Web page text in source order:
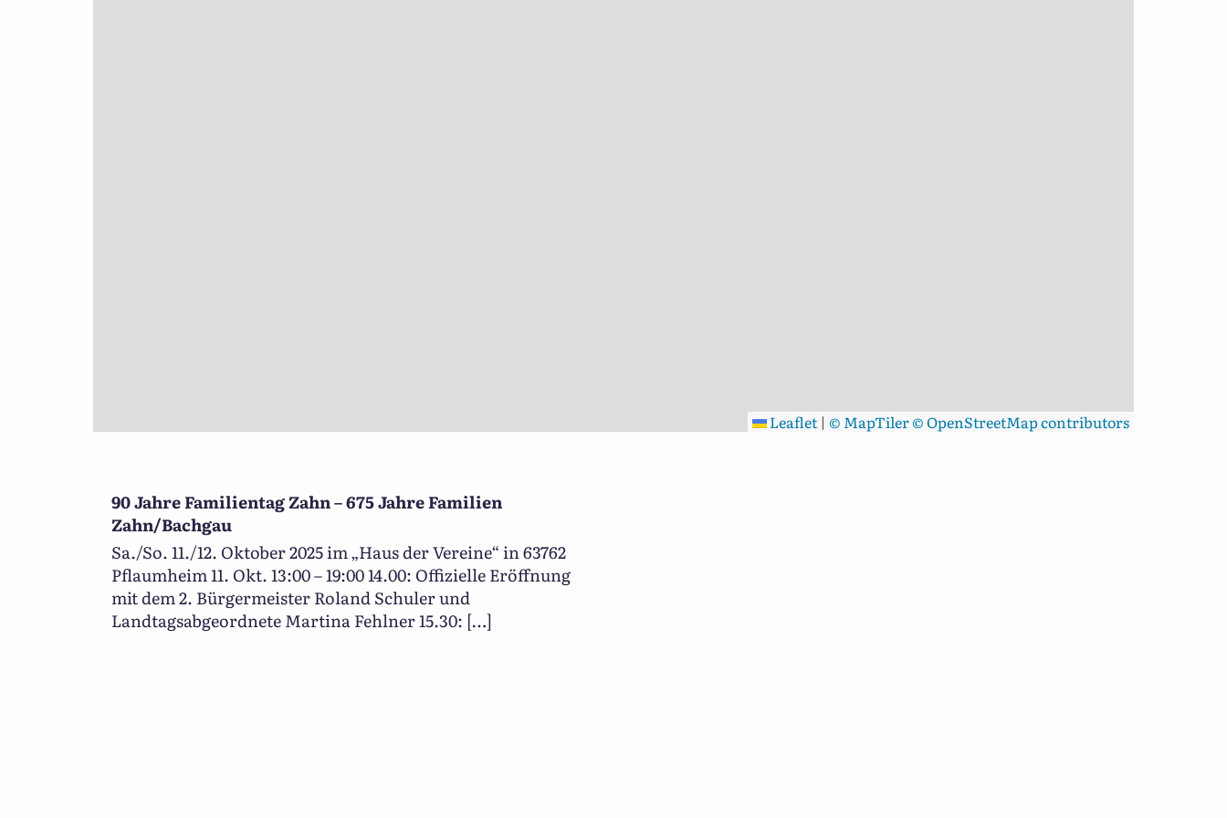
Leaflet | © MapTiler© OpenStreetMap contributors
90 Jahre Familientag Zahn – 675 Jahre Familien
Zahn/Bachgau
Sa./So. 11./12. Oktober 2025 im „Haus der Vereine“ in 63762
Pflaumheim 11. Okt. 13:00 – 19:00 14.00: Offizielle Eröffnung
mit dem 2. Bürgermeister Roland Schuler und
Landtagsabgeordnete Martina Fehlner 15.30: […]